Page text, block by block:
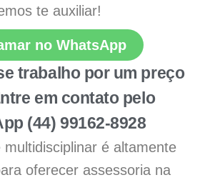
te auxiliar!
no WhatsApp
trabalho por um preço
em contato pelo
(44) 99162-8928
multidisciplinar é altamente
oferecer assessoria na